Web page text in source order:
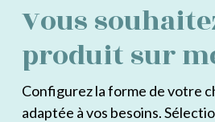
Vous
produit sur
Configurez la forme de votre
adaptée à vos besoins.